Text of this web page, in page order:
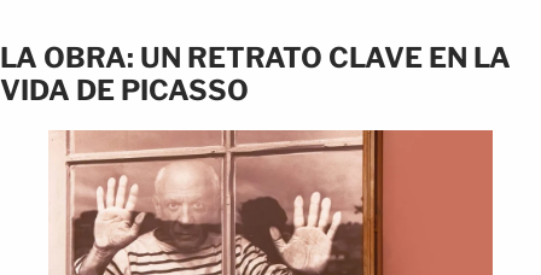
LA OBRA: UN RETRATO CLAVE EN LA
VIDA DE PICASSO